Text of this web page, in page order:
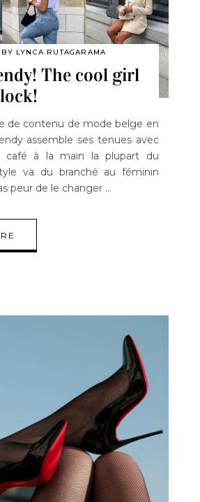
BY LYNCA RUTAGARAMA
The cool girl
de contenu de mode belge en
assemble ses tenues avec
café à la main la plupart du
va du branché au féminin
peur de le changer